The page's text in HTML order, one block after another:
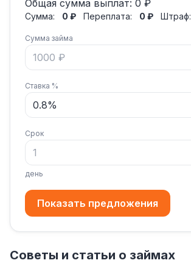
Общая сумма выплат: 0 ₽
Сумма: 0 ₽ Переплата: 0 ₽ Штраф:
Сумма займа
Ставка %
Срок
день
Показать предложения
Советы и статьи о займах